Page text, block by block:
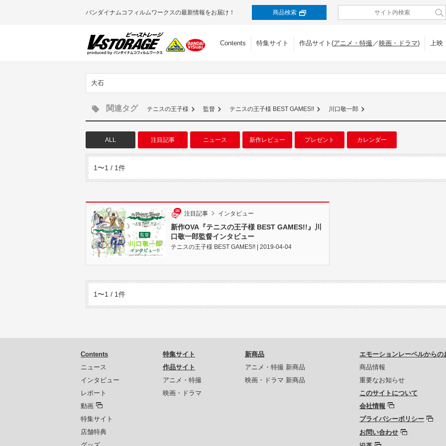
バンダイナムコフィルムワークスの最新情報をお届け！ 商品検索
Contents 特集サイト 作品サイト(アニメ・特撮／映画・ドラマ) 上映
大石
関連タグ テニスの王子様 監督 テニスの王子様 BEST GAMES!! 川口敬一郎
ALL 注目記事 ニュース 新作レビュー プレゼント カレンダー
1〜1 / 1件
注目記事 インタビュー
新作OVA『テニスの王子様 BEST GAMES!!』川
口敬一郎監督インタビュー
テニスの王子様 BEST GAMES!! | 2019-04-04
1〜1 / 1件
Contents
ニュース
インタビュー
レポート
動画
特集サイト
店舗特典
特集サイト
作品サイト
アニメ・特撮
映画・ドラマ
新商品
アニメ・特撮 新商品
映画・ドラマ 新商品
エモーションレーベルからの
商品情報
重要なお知らせ
このサイトについて
会社情報
プライバシーポリシー
お問い合わせ